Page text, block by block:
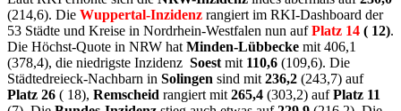
(214,6). Die Wuppertal-Inzidenz rangiert im RKI-Dashboard der
53 Städte und Kreise in Nordrhein-Westfalen nun aufPlatz 14 ( 12).
Die Höchst-Quote in NRW hat Minden-Lübbecke mit 406,1
(378,4), die niedrigste Inzidenz Soest mit 110,6 (109,6). Die
Städtedreieck-Nachbarn in Solingen sind mit 236,2 (243,7) auf
Platz 26 ( 18), Remscheid rangiert mit 265,4 (303,2) aufPlatz 11